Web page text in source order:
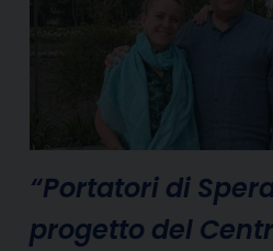
“Portatori di
progetto del